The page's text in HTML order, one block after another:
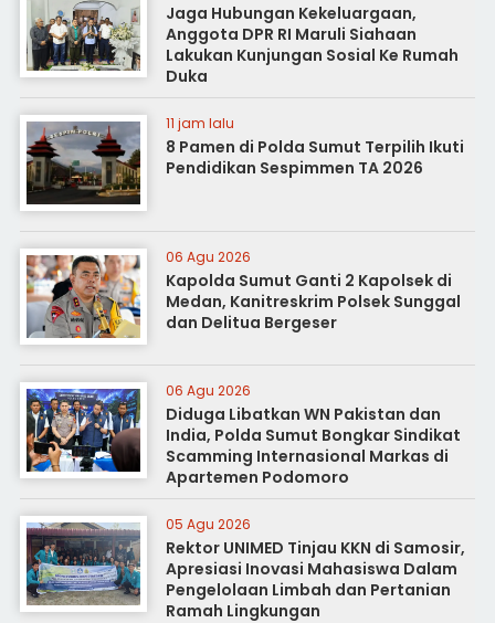
Jaga Hubungan Kekeluargaan,
Anggota DPR RI Maruli Siahaan
Lakukan Kunjungan Sosial Ke Rumah
Duka
11 jam lalu
8 Pamen di Polda Sumut Terpilih Ikuti
Pendidikan Sespimmen TA 2026
06 Agu 2026
Kapolda Sumut Ganti 2 Kapolsek di
Medan, Kanitreskrim Polsek Sunggal
dan Delitua Bergeser
06 Agu 2026
Diduga Libatkan WN Pakistan dan
India, Polda Sumut Bongkar Sindikat
Scamming Internasional Markas di
Apartemen Podomoro
05 Agu 2026
Rektor UNIMED Tinjau KKN di Samosir,
Apresiasi Inovasi Mahasiswa Dalam
Pengelolaan Limbah dan Pertanian
Ramah Lingkungan